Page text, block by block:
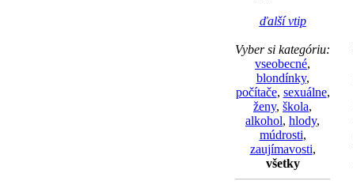
ďalší vtip
Vyber si kategóriu:
vseobecné,
blondínky,
počítače, sexuálne,
ženy, škola,
alkohol, hlody,
múdrosti,
zaujímavosti,
všetky